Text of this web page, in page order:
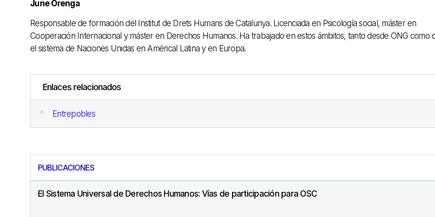
June Orenga
Responsable de formación del Institut de Drets Humans de Catalunya. Licenciada en Psicología social, máster en
Cooperación Internacional y máster en Derechos Humanos. Ha trabajado en estos ámbitos, tanto desde ONG como
el sistema de Naciones Unidas en Américal Latina y en Europa.​
Enlaces relacionados
Entrepobles
PUBLICACIONES
El Sistema Universal de Derechos Humanos: Vías de participación para OSC